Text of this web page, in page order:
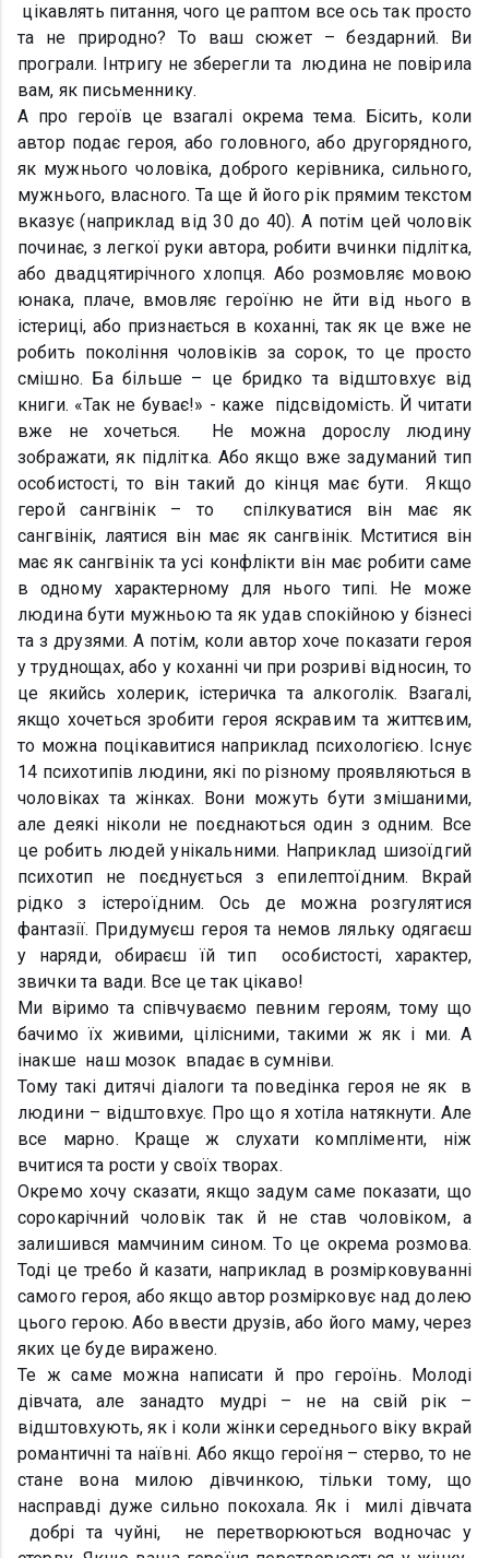
цікавлять питання, чого це раптом все ось так просто
та не природно? То ваш сюжет – бездарний. Ви
програли. Інтригу не зберегли та людина не повірила
вам, як письменнику.
А про героїв це взагалі окрема тема. Бісить, коли
автор подає героя, або головного, або другорядного,
як мужнього чоловіка, доброго керівника, сильного,
мужнього, власного. Та ще й його рік прямим текстом
вказує (наприклад від 30 до 40). А потім цей чоловік
починає, з легкої руки автора, робити вчинки підлітка,
або двадцятирічного хлопця. Або розмовляє мовою
юнака, плаче, вмовляє героїню не йти від нього в
істериці, або признається в коханні, так як це вже не
робить покоління чоловіків за сорок, то це просто
смішно. Ба більше – це бридко та відштовхує від
книги. «Так не буває!» - каже підсвідомість. Й читати
вже не хочеться. Не можна дорослу людину
зображати, як підлітка. Або якщо вже задуманий тип
особистості, то він такий до кінця має бути. Якщо
герой сангвінік – то спілкуватися він має як
сангвінік, лаятися він має як сангвінік. Мститися він
має як сангвінік та усі конфлікти він має робити саме
в одному характерному для нього типі. Не може
людина бути мужньою та як удав спокійною у бізнесі
та з друзями. А потім, коли автор хоче показати героя
у труднощах, або у коханні чи при розриві відносин, то
це якийсь холерик, істеричка та алкоголік. Взагалі,
якщо хочеться зробити героя яскравим та життєвим,
то можна поцікавитися наприклад психологією. Існує
14 психотипів людини, які по різному проявляються в
чоловіках та жінках. Вони можуть бути змішаними,
але деякі ніколи не поєднаються один з одним. Все
це робить людей унікальними. Наприклад шизоїдгий
психотип не поєднується з епилептоїдним. Вкрай
рідко з істероїдним. Ось де можна розгулятися
фантазії. Придумуєш героя та немов ляльку одягаєш
у наряди, обираєш їй тип особистості, характер,
звички та вади. Все це так цікаво!
Ми віримо та співчуваємо певним героям, тому що
бачимо їх живими, цілісними, такими ж як і ми. А
інакше наш мозок впадає в cумніви.
Тому такі дитячі діалоги та поведінка героя не як в
людини – відштовхує. Про що я хотіла натякнути. Але
все марно. Краще ж слухати компліменти, ніж
вчитися та рости у своїх творах.
Окремо хочу сказати, якщо задум саме показати, що
сорокарічний чоловік так й не став чоловіком, а
залишився мамчиним сином. То це окрема розмова.
Тоді це требо й казати, наприклад в розмірковуванні
самого героя, або якщо автор розмірковує над долею
цього герою. Або ввести друзів, або його маму, через
яких це буде виражено.
Те ж саме можна написати й про героїнь. Молоді
дівчата, але занадто мудрі – не на свій рік –
відштовхують, як і коли жінки середнього віку вкрай
романтичні та наївні. Або якщо героїня – стерво, то не
стане вона милою дівчинкою, тільки тому, що
насправді дуже сильно покохала. Як і милі дівчата
добрі та чуйні, не перетворюються водночас у